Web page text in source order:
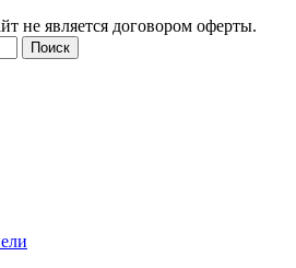
не является договором оферты.
Поиск